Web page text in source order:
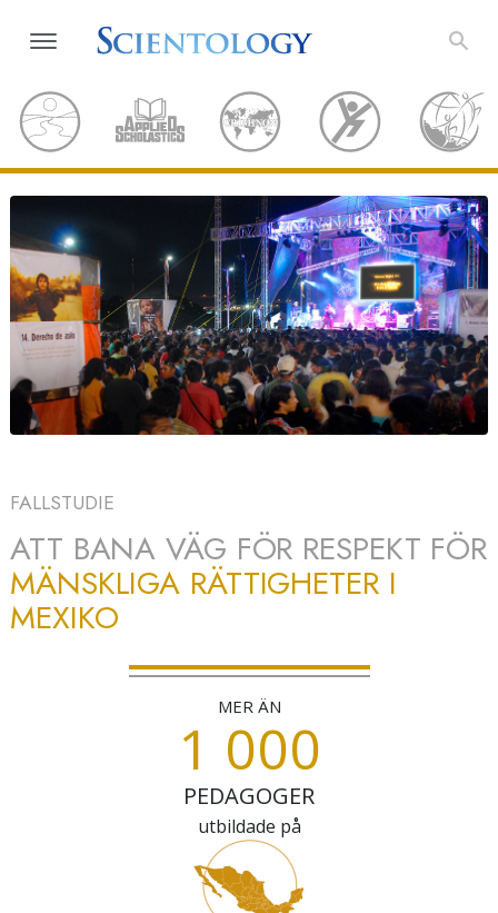
FALLSTUDIE
ATT BANA VÄG FÖR RESPEKT FÖR
MÄNSKLIGA RÄTTIGHETER I
MEXIKO
MER ÄN
1 000
PEDAGOGER
utbildade på